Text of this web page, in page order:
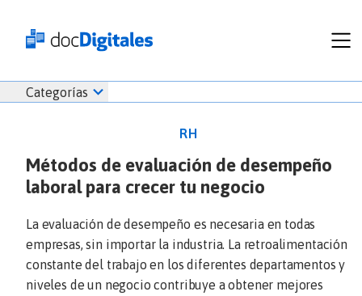
Empresas
Prueba Gratis
Iniciar Sesión
Ventas 686 520 0479
Iniciar
sesión
Línea
docDigitales
Categorías
Inicio
Nómina
Emprendimiento
Noticias
Comunicados
RH
Métodos de evaluación de desempeño
laboral para crecer tu negocio
La evaluación de desempeño es necesaria en todas
empresas, sin importar la industria. La retroalimentación
constante del trabajo en los diferentes departamentos y
niveles de un negocio contribuye a obtener mejores